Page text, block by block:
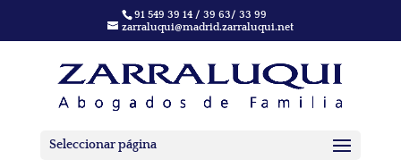
91 549 39 14 / 39 63/ 33 99
zarraluqui@madrid.zarraluqui.net
Seleccionar página